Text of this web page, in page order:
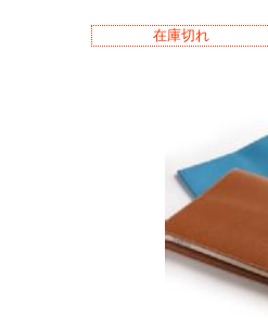
在庫切れ